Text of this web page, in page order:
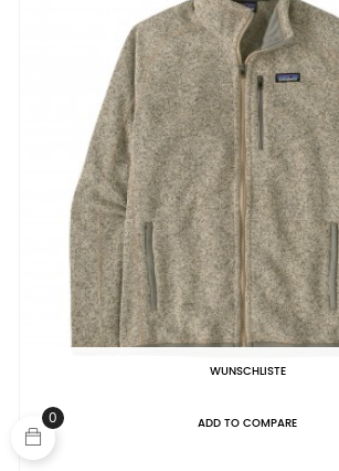
WUNSCHLISTE
ADD TO COMPARE
0